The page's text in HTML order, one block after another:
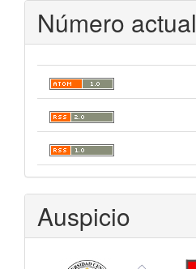
Número actual
Auspicio